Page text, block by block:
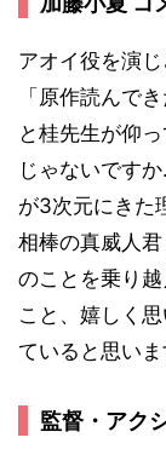
アオイ役を演
「原作読んで
と桂先生が仰
じゃないです
が3次元にきた
相棒の真威人
のことを乗り
こと、嬉しく
ていると思いま
監督・アク